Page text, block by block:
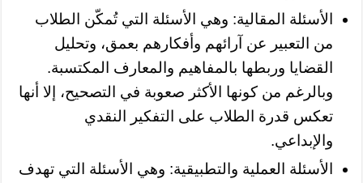
الأسئلة المقالية: وهي الأسئلة التي تُمكّن الطلاب
من التعبير عن آرائهم وأفكارهم بعمق، وتحليل
القضايا وربطها بالمفاهيم والمعارف المكتسبة.
وبالرغم من كونها الأكثر صعوبة في التصحيح، إلا أنها
تعكس قدرة الطلاب على التفكير النقدي
والإبداعي.
الأسئلة العملية والتطبيقية: وهي الأسئلة التي تهدف